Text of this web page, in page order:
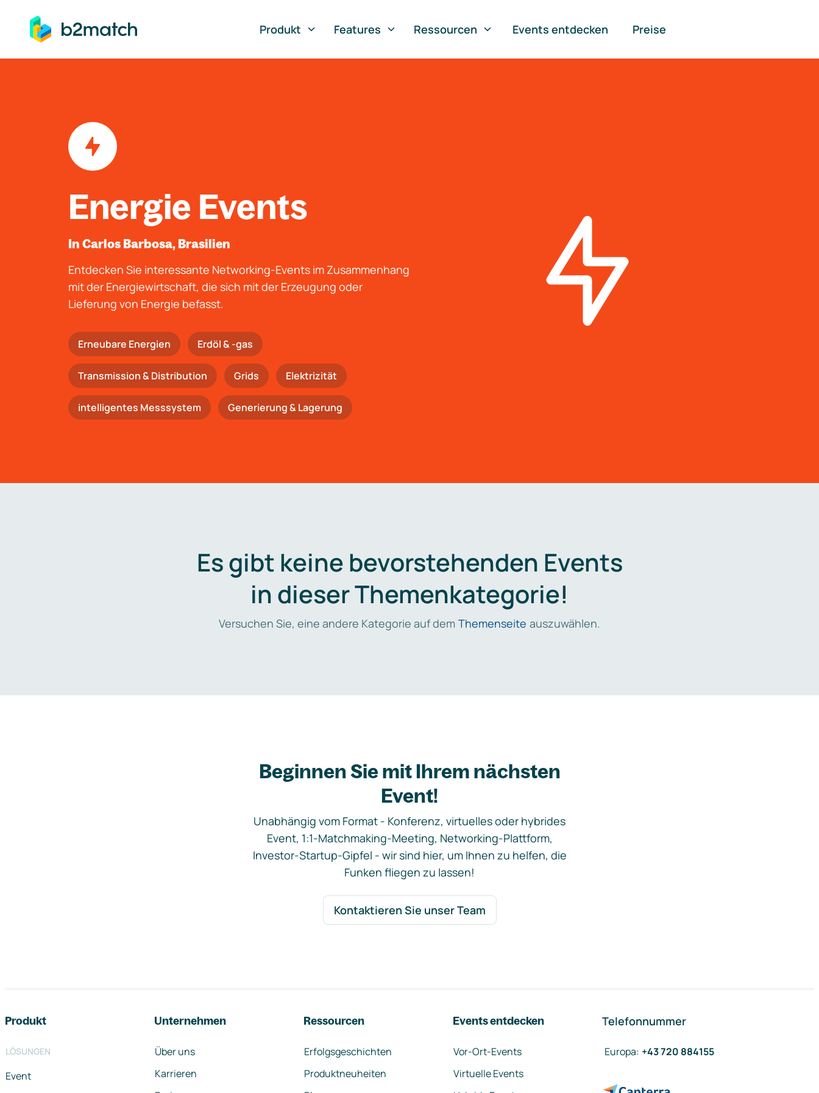
springen
Produkt
Features Ressourcen Events entdecken Preise
Energie Events
In Carlos Barbosa, Brasilien
Entdecken Sie interessante Networking-Events im Zusammenhang
mit der Energiewirtschaft, die sich mit der Erzeugung oder
Lieferung von Energie befasst.
Erneubare Energien Erdöl & -gas
Trans­mis­si­on & Distribution Grids Elektrizität
intelligentes Messsystem Generierung & Lagerung
Es gibt keine bevorstehenden Events
in dieser Themenkategorie!
Versuchen Sie, eine andere Kategorie auf dem Themenseite auszuwählen.
Beginnen Sie mit Ihrem nächsten
Event!
Unabhängig vom Format - Konferenz, virtuelles oder hybrides
Event, 1:1-Matchmaking-Meeting, Networking-Plattform,
Investor-Startup-Gipfel - wir sind hier, um Ihnen zu helfen, die
Funken fliegen zu lassen!
Kontaktieren Sie unser Team
Produkt
LÖSUNGEN
Event
Unternehmen
Über uns
Karrieren
Ressourcen
Erfolgsgeschichten
Produktneuheiten
Events entdecken
Vor-Ort-Events
Virtuelle Events
Telefonnummer
Europa: +43 720 884155